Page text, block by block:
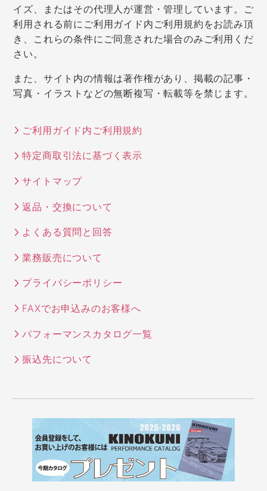
イズ、またはその代理人が運営・管理しています。ご
利用される前にご利用ガイド内ご利用規約をお読み頂
き、これらの条件にご同意された場合のみご利用くだ
さい。
また、サイト内の情報は著作権があり、掲載の記事・
写真・イラストなどの無断複写・転載等を禁じます。
ご利用ガイド内ご利用規約
特定商取引法に基づく表示
サイトマップ
返品・交換について
よくある質問と回答
業務販売について
プライバシーポリシー
FAXでお申込みのお客様へ
パフォーマンスカタログ一覧
振込先について